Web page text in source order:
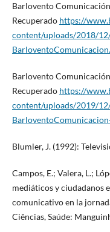
Barlovento
Recuperado https://
content/uploads/2018/
Barlovento
Recuperado https://
content/uploads/2019/
Blumler, J. (1992):
Campos, E.; Valera, L.;
mediáticos y ciudadanos
comunicativo en la
Ciências, Saúde: